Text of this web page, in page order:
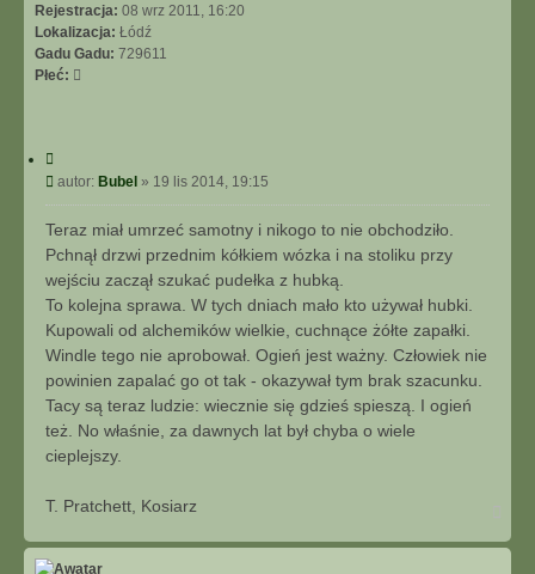
Rejestracja: 08 wrz 2011, 16:20
Lokalizacja: Łódź
Gadu Gadu: 729611
Płeć:
y
j
P
o
s
autor: Bubel » 19 lis 2014, 19:15
Teraz miał umrzeć samotny i nikogo to nie obchodziło.
Pchnął drzwi przednim kółkiem wózka i na stoliku przy
wejściu zaczął szukać pudełka z hubką.
To kolejna sprawa. W tych dniach mało kto używał hubki.
Kupowali od alchemików wielkie, cuchnące żółte zapałki.
Windle tego nie aprobował. Ogień jest ważny. Człowiek nie
powinien zapalać go ot tak - okazywał tym brak szacunku.
Tacy są teraz ludzie: wiecznie się gdzieś spieszą. I ogień
też. No właśnie, za dawnych lat był chyba o wiele
cieplejszy.
T. Pratchett, Kosiarz
g